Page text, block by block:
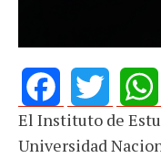
FacebookTwitter
El Instituto de
Universidad